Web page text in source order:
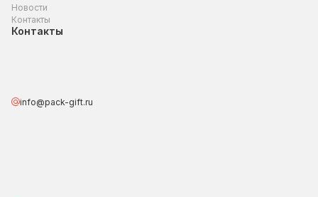
Новости
Контакты
Контакты
info@pack-gift.ru